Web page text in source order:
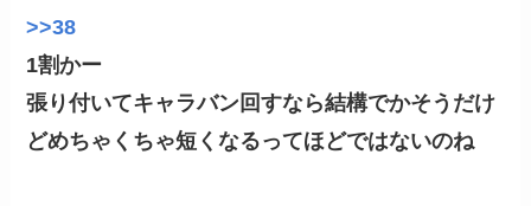
>>38
1割かー
張り付いてキャラバン回すなら結構でかそうだけ
どめちゃくちゃ短くなるってほどではないのね